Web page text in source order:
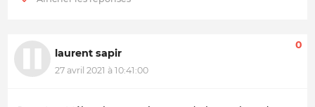
laurent sapir
27 avril 2021 à 10:41:00
0